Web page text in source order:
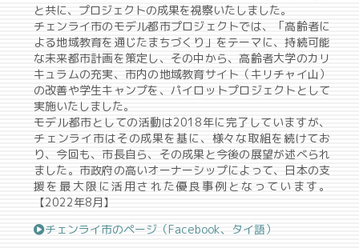
と共に、プロジェクトの成果を視察いたしました。
チェンライ市のモデル都市プロジェクトでは、「高齢者に
よる地域教育を通じたまちづくり」をテーマに、持続可能
な未来都市計画を策定し、その中から、高齢者大学のカリ
キュラムの充実、市内の地域教育サイト（キリチャイ山）
の改善や学生キャンプを、パイロットプロジェクトとして
実施いたしました。
モデル都市としての活動は2018年に完了していますが、
チェンライ市はその成果を基に、様々な取組を続けてお
り、今回も、市長自ら、その成果と今後の展望が述べられ
ました。市政府の高いオーナーシップによって、日本の支
援を最大限に活用された優良事例となっています。
【2022年8月】
チェンライ市のページ（Facebook、タイ語）